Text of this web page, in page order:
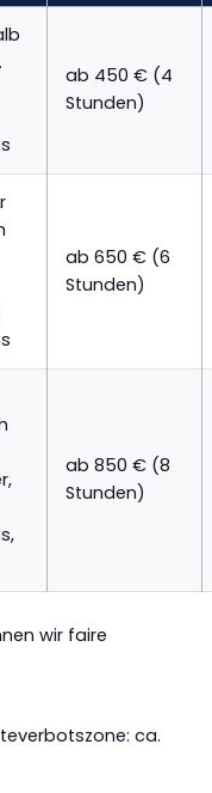
ab 450 € (4
Stunden)
ab 650 € (6
Stunden)
ab 850 € (8
Stunden)
wir faire
ca.